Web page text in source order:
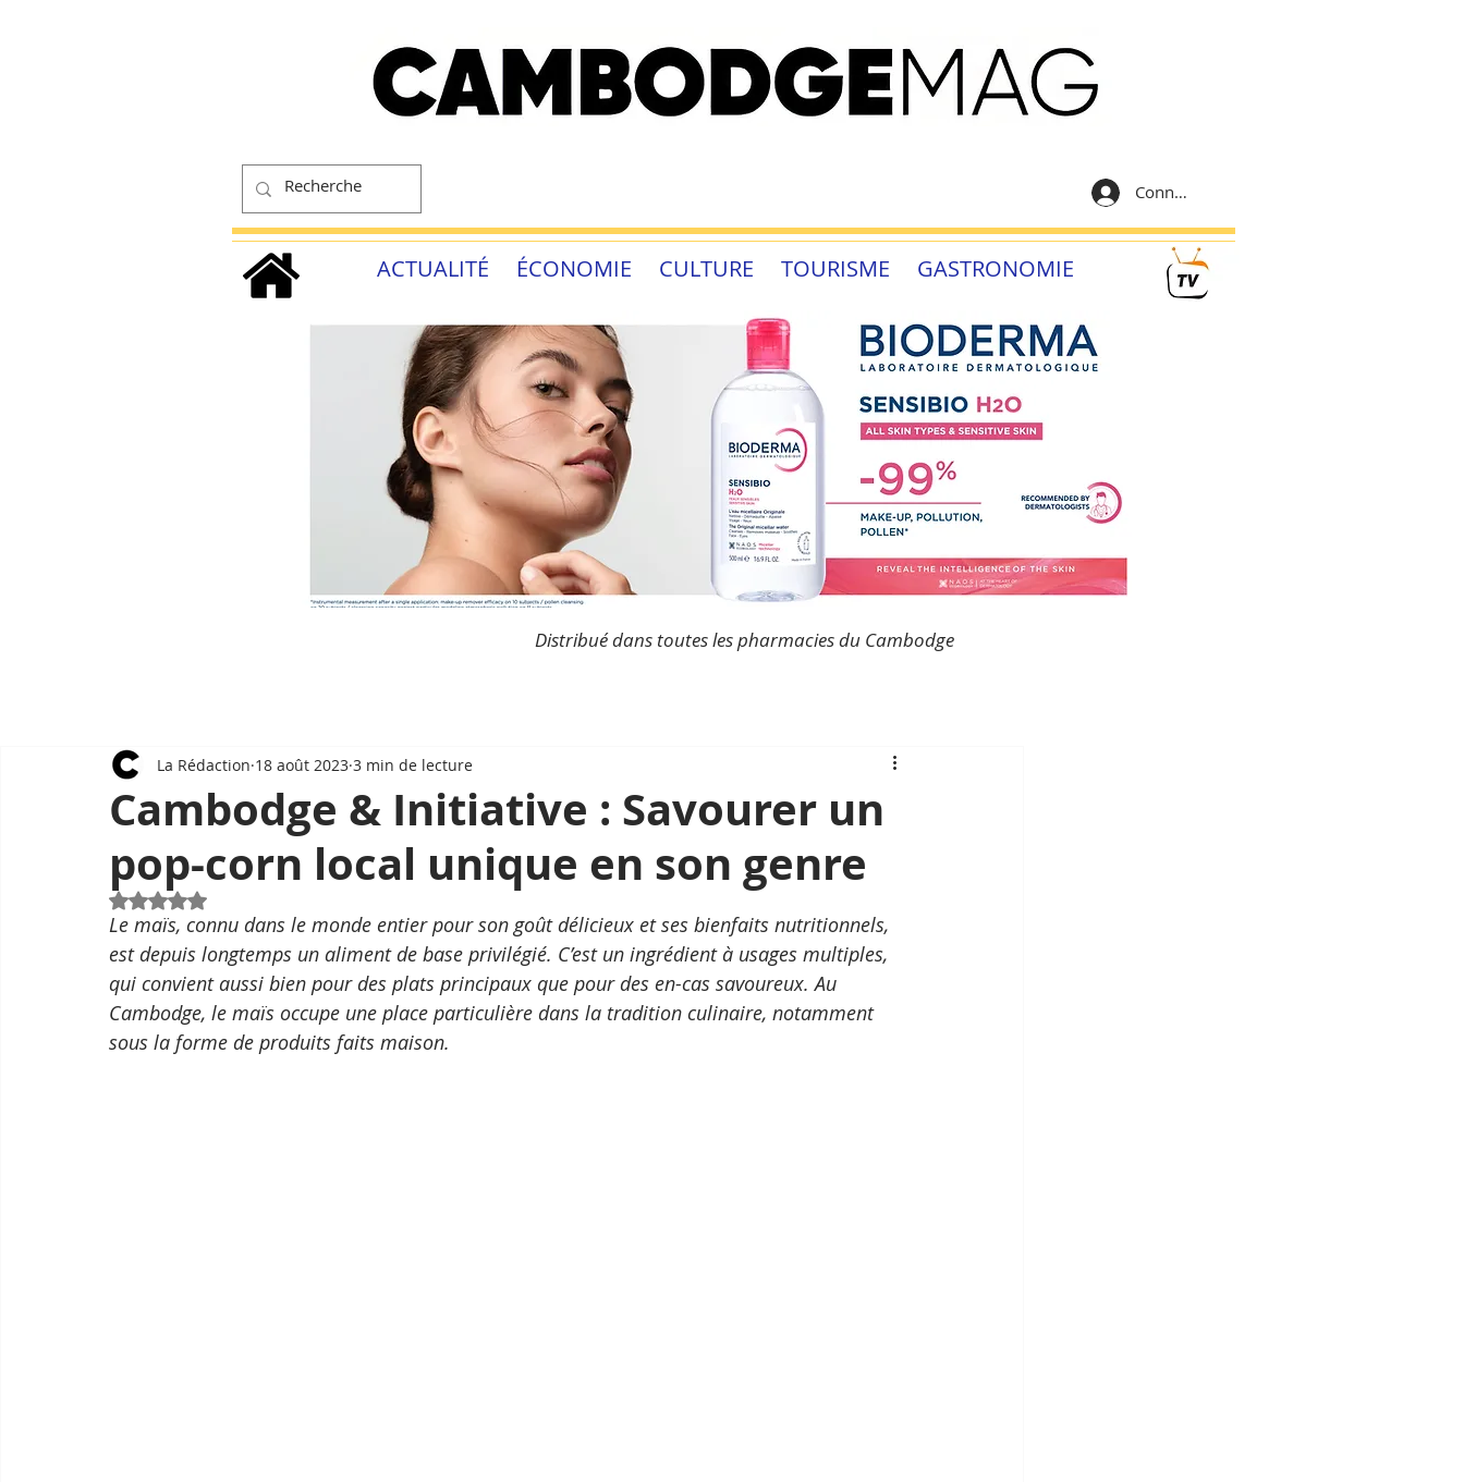
Connexion
ACTUALITÉ ÉCONOMIE CULTURE TOURISME GASTRONOMIE
Distribué dans toutes les pharmacies du Cambodge
Cambodge & Initiative : Savourer un
pop-corn local unique en son genre
La Rédaction 18 août 2023 3 min de lecture
Noté NaN étoiles sur 5.
Le maïs, connu dans le monde entier pour son goût délicieux et ses bienfaits nutritionnels,
est depuis longtemps un aliment de base privilégié. C’est un ingrédient à usages multiples,
qui convient aussi bien pour des plats principaux que pour des en-cas savoureux. Au
Cambodge, le maïs occupe une place particulière dans la tradition culinaire, notamment
sous la forme de produits faits maison.